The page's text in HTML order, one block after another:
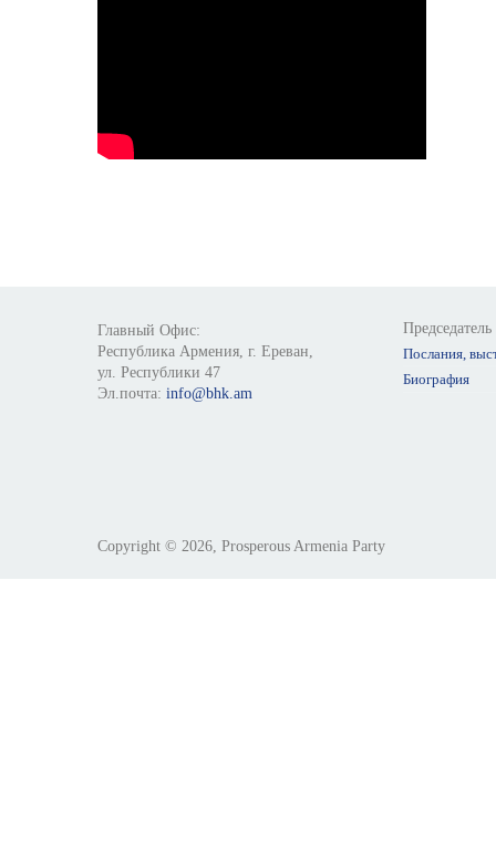
Главный Офис:
Республика Армения, г. Ереван,
ул. Республики 47
Эл.почта: info@bhk.am
Председатель
Послания,
Биография
Copyright © 2026, Prosperous Armenia Party